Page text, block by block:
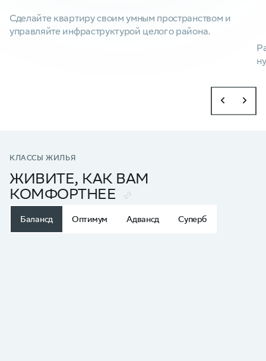
Сделайте квартиру своим умным пространством и
управляйте инфраструктурой целого района.
КЛАССЫ ЖИЛЬЯ
ЖИВИТЕ, КАК ВАМ
КОМФОРТНЕЕ
Балансд Оптимум Адвансд Суперб